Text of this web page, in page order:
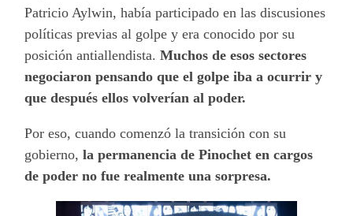
Patricio Aylwin, había participado en las discusiones
políticas previas al golpe y era conocido por su
posición antiallendista.Muchos de esos sectores
negociaron pensando que el golpe iba a ocurrir y
que después ellos volverían al poder.
Por eso, cuando comenzó la transición con su
gobierno,la permanencia de Pinochet en cargos
de poder no fue realmente una sorpresa.